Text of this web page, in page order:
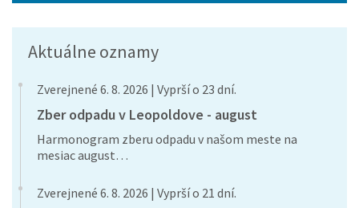
Aktuálne oznamy
Zverejnené 6. 8. 2026 | Vyprší o 23 dní.
Zber odpadu v Leopoldove - august
Harmonogram zberu odpadu v našom meste na
mesiac august…
Zverejnené 6. 8. 2026 | Vyprší o 21 dní.